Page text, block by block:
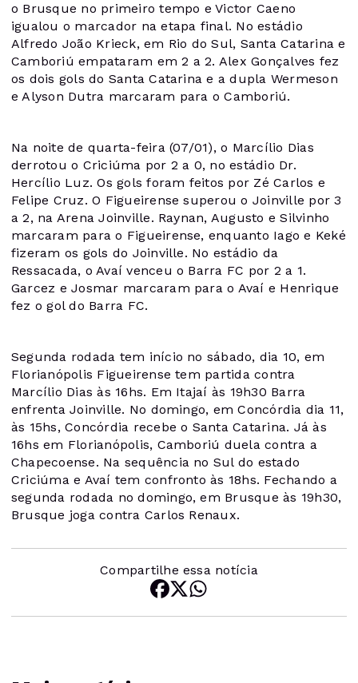
o Brusque no primeiro tempo e Victor Caeno
igualou o marcador na etapa final. No estádio
Alfredo João Krieck, em Rio do Sul, Santa Catarina e
Camboriú empataram em 2 a 2. Alex Gonçalves fez
os dois gols do Santa Catarina e a dupla Wermeson
e Alyson Dutra marcaram para o Camboriú.
Na noite de quarta-feira (07/01), o Marcílio Dias
derrotou o Criciúma por 2 a 0, no estádio Dr.
Hercílio Luz. Os gols foram feitos por Zé Carlos e
Felipe Cruz. O Figueirense superou o Joinville por 3
a 2, na Arena Joinville. Raynan, Augusto e Silvinho
marcaram para o Figueirense, enquanto Iago e Keké
fizeram os gols do Joinville. No estádio da
Ressacada, o Avaí venceu o Barra FC por 2 a 1.
Garcez e Josmar marcaram para o Avaí e Henrique
fez o gol do Barra FC.
Segunda rodada tem início no sábado, dia 10, em
Florianópolis Figueirense tem partida contra
Marcílio Dias às 16hs. Em Itajaí às 19h30 Barra
enfrenta Joinville. No domingo, em Concórdia dia 11,
às 15hs, Concórdia recebe o Santa Catarina. Já às
16hs em Florianópolis, Camboriú duela contra a
Chapecoense. Na sequência no Sul do estado
Criciúma e Avaí tem confronto às 18hs. Fechando a
segunda rodada no domingo, em Brusque às 19h30,
Brusque joga contra Carlos Renaux.
Compartilhe essa notícia